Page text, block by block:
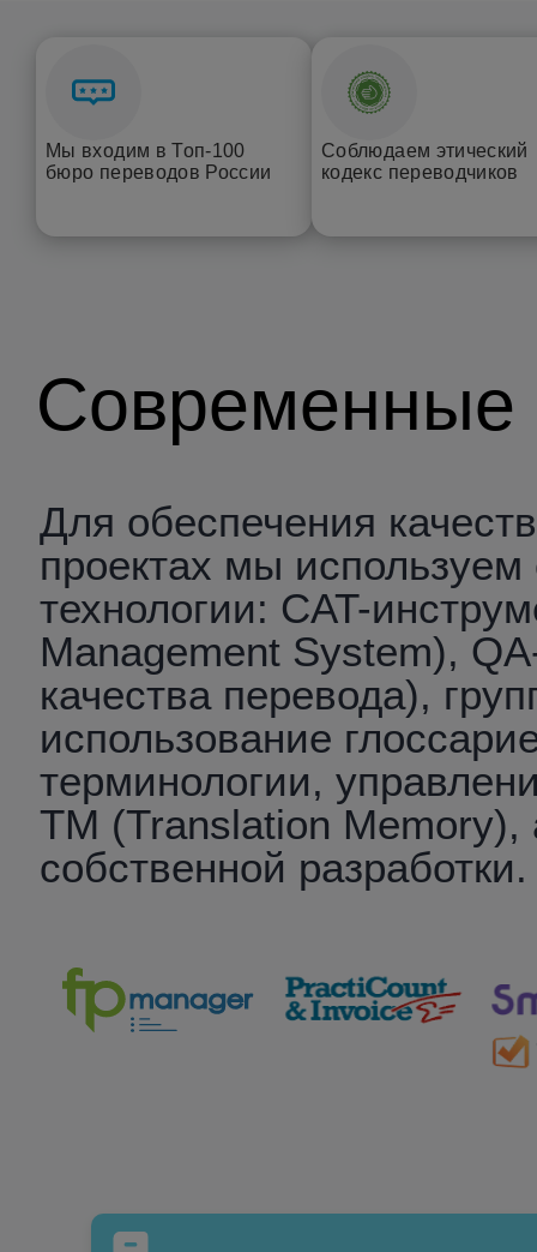
Мы входим в Топ-100
бюро переводов России
Соблюдаем этический
кодекс переводчиков
Современные
Для обеспечения
проектах мы
технологии: CAT-
Management System),
качества перевода),
использование
терминологии,
TM (Translation Memory),
собственной разработки.